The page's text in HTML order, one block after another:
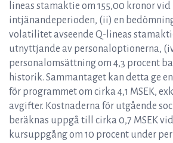
lineas stamaktie om 155,00 kronor
intjänandeperioden, (ii) en
volatilitet avseende Q-lineas
utnyttjande av personaloptionerna,
personalomsättning om 4,3 procent
historik. Sammantaget kan detta ge
för programmet om cirka 4,1 MSEK,
avgifter. Kostnaderna för utgående
beräknas uppgå till cirka 0,7 MSEK
kursuppgång om 10 procent under